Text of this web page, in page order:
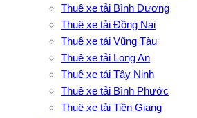
Thuê xe tải Bình Dương
Thuê xe tải Đồng Nai
Thuê xe tải Vũng Tàu
Thuê xe tải Long An
Thuê xe tải Tây Ninh
Thuê xe tải Bình Phước
Thuê xe tải Tiền Giang